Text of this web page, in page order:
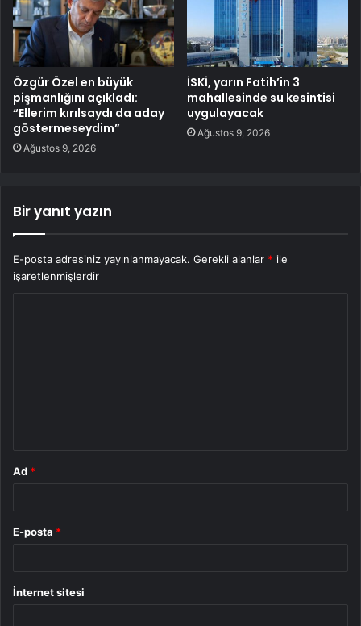
Özgür Özel en büyük
pişmanlığını açıkladı:
“Ellerim kırılsaydı da aday
göstermeseydim”
Ağustos 9, 2026
İSKİ, yarın Fatih’in 3
mahallesinde su kesintisi
uygulayacak
Ağustos 9, 2026
Bir yanıt yazın
E-posta adresiniz yayınlanmayacak. Gerekli alanlar * ile
işaretlenmişlerdir
Ad *
E-posta *
İnternet sitesi